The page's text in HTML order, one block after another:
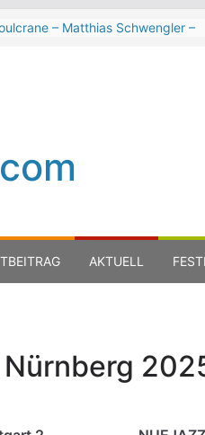
– Matthias Schwengler –
Michel Jarre bei den jazz open
AKTUELL
Nürnberg